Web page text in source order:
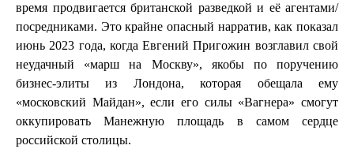
время продвигается британской разведкой и её агентами/
посредниками. Это крайне опасный нарратив, как показал
июнь 2023 года, когда Евгений Пригожин возглавил свой
неудачный «марш на Москву», якобы по поручению
бизнес-элиты из Лондона, которая обещала ему
«московский Майдан», если его силы «Вагнера» смогут
оккупировать Манежную площадь в самом сердце
российской столицы.